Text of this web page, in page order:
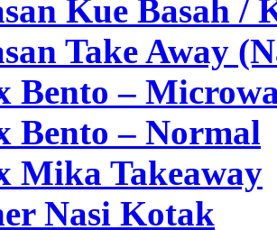
Kue Basah /
Take Away
Bento –
Bento – Normal
Mika Takeaway
Nasi Kotak